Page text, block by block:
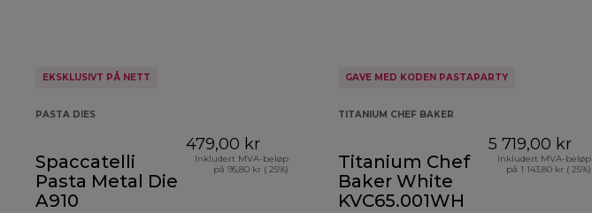
EKSKLUSIVT PÅ NETT
PASTA DIES
Spaccatelli
Pasta Metal Die
A910
479,00 kr
Inkludert MVA-beløp
på 95,80 kr ( 25%)
GAVE MED KODEN PASTAPARTY
TITANIUM CHEF BAKER
Titanium Chef
Baker White
KVC65.001WH
5 719,00 kr
Inkludert MVA-beløp
på 1 143,80 kr ( 25%)